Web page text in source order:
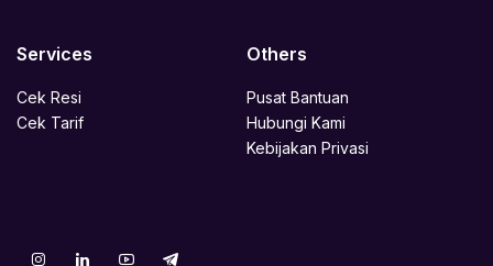
Services
Cek Resi
Cek Tarif
Others
Pusat Bantuan
Hubungi Kami
Kebijakan Privasi